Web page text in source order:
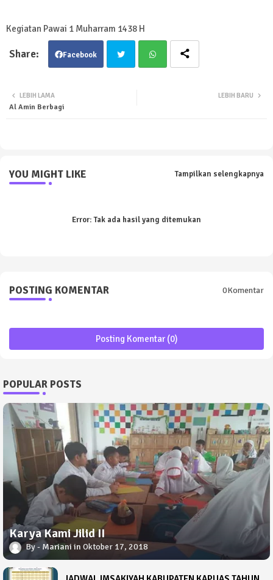
Kegiatan Pawai 1 Muharram 1438 H
Facebook
LEBIH BARU
LEBIH LAMA
Al Amin Berbagi
YOU MIGHT LIKE Tampilkan selengkapnya
Error:Tak ada hasil yang ditemukan
POSTING KOMENTAR 0Komentar
Posting Komentar (0)
POPULAR POSTS
Karya Kami Jilid II
Mariani Oktober 17, 2018